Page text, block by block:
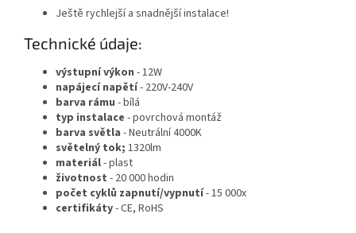
Ještě rychlejší a snadnější instalace!
Technické údaje:
výstupní výkon - 12W
napájecí napětí- 220V-240V
barva rámu - bílá
typ instalace - povrchová montáž
barva světla - Neutrální 4000K
světelný tok; 1320lm
materiál- plast
životnost - 20 000 hodin
počet cyklů zapnutí/vypnutí- 15 000x
certifikáty- CE, RoHS